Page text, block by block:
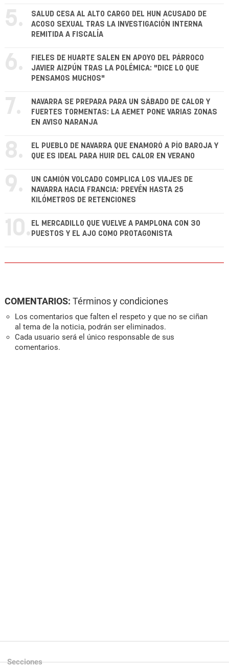
5.
SALUD CESA AL ALTO CARGO DEL HUN ACUSADO DE
ACOSO SEXUAL TRAS LA INVESTIGACIÓN INTERNA
REMITIDA A FISCALÍA
6.
FIELES DE HUARTE SALEN EN APOYO DEL PÁRROCO
JAVIER AIZPÚN TRAS LA POLÉMICA: "DICE LO QUE
PENSAMOS MUCHOS"
7.
NAVARRA SE PREPARA PARA UN SÁBADO DE CALOR Y
FUERTES TORMENTAS: LA AEMET PONE VARIAS ZONAS
EN AVISO NARANJA
8.
EL PUEBLO DE NAVARRA QUE ENAMORÓ A PÍO BAROJA Y
QUE ES IDEAL PARA HUIR DEL CALOR EN VERANO
9.
UN CAMIÓN VOLCADO COMPLICA LOS VIAJES DE
NAVARRA HACIA FRANCIA: PREVÉN HASTA 25
KILÓMETROS DE RETENCIONES
10. EL MERCADILLO QUE VUELVE A PAMPLONA CON 30
PUESTOS Y EL AJO COMO PROTAGONISTA
COMENTARIOS: Términos y condiciones
Los comentarios que falten el respeto y que no se ciñan
al tema de la noticia, podrán ser eliminados.
Cada usuario será el único responsable de sus
comentarios.
Secciones